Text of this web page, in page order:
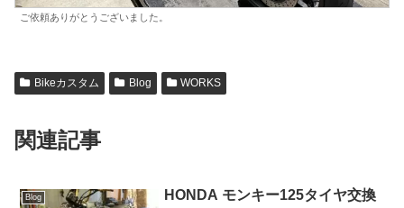
ご依頼ありがとうございました。
Bikeカスタム Blog WORKS
関連記事
Blog HONDA モンキー125タイヤ交換